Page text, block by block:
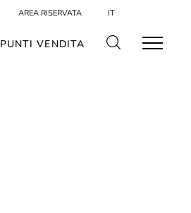
AREA RISERVATA IT
PUNTI VENDITA